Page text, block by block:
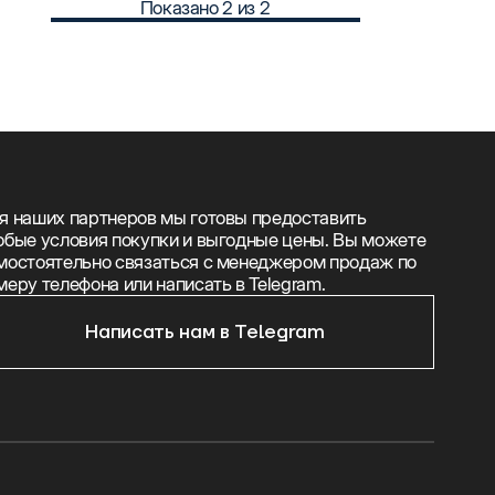
Показано2 из 2
наших партнеров мы готовы предоставить
условия покупки и выгодные цены. Вы можете
связаться с менеджером продаж по
телефона или написать в Telegram.
Написать нам в Telegram